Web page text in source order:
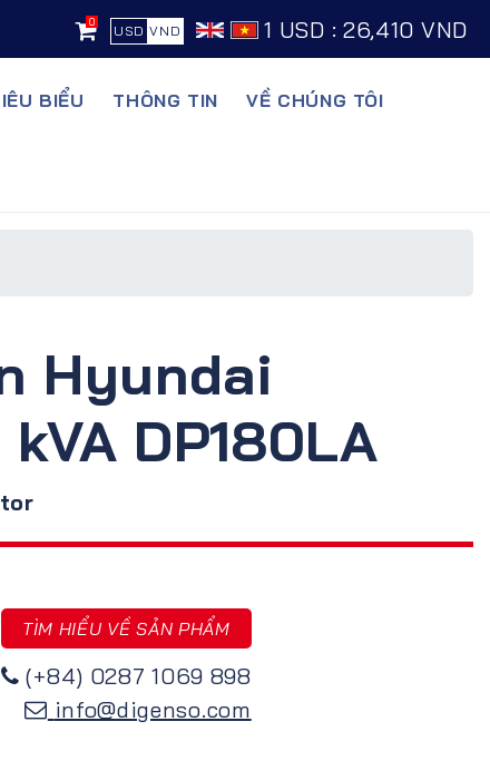
0
USD VND 1 USD : 26,410 VND
BIỂU THÔNG TIN VỀ CHÚNG TÔI
Hyundai
DP180LA
TÌM HIỂU VỀ SẢN PHẨM
(+84) 0287 1069 898
info@digenso.com